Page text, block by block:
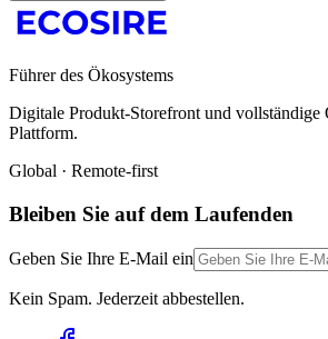
Führer des Ökosystems
Digitale Produkt-Storefront und vollständige
Plattform.
Global · Remote-first
Bleiben Sie auf dem Laufenden
Geben Sie Ihre E-Mail ein
Kein Spam. Jederzeit abbestellen.